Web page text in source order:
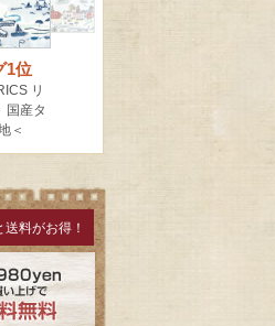
料がお得！